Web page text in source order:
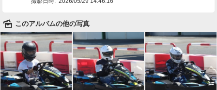
🌄 このアルバムの他の写真